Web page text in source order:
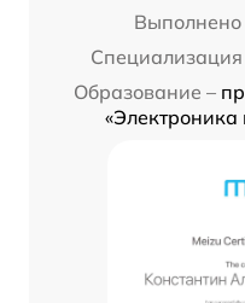
Выполнено
Специализация
Образование –
«Электроника